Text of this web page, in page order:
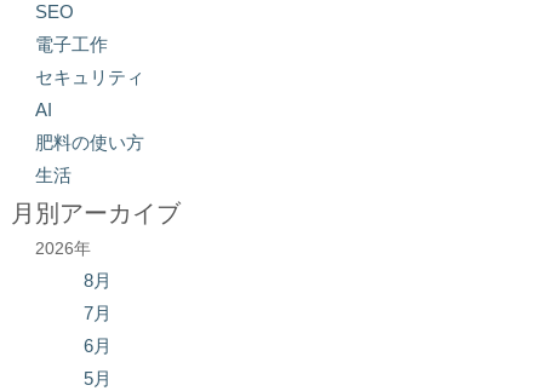
SEO
電子工作
セキュリティ
AI
肥料の使い方
生活
月別アーカイブ
2026年
8月
7月
6月
5月